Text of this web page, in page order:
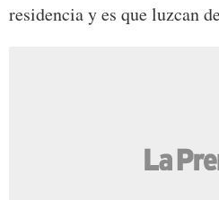
residencia y es que luzcan